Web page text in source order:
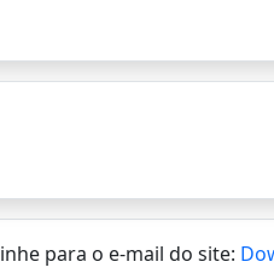
para o e-mail do site: